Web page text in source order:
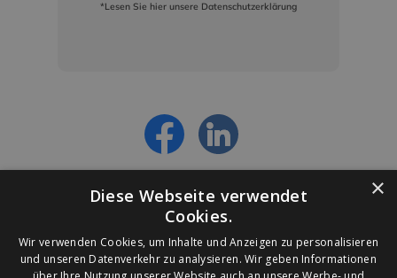
*Lesen Sie hier unsere Datenschutzerklärung
×
Diese Webseite verwendet
Cookies.
Wir verwenden Cookies, um Inhalte und Anzeigen zu personalisieren
und unseren Datenverkehr zu analysieren. Wir geben Informationen